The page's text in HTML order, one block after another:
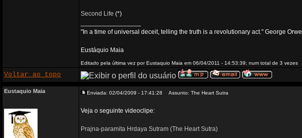
Second Life (*)
"In a time of universal deceit, telling the truth is a revolutionary act." George Orwell
Eustáquio Maia
Editado pela última vez por Eustaquio Maia em 06/04/2011 - 14:53:39; num total de 3 vezes
Voltar ao topo
Eustaquio Maia Enviada: 02/04/2009 - 17:41:28 Assunto: The Heart Sutra
Veja o seguinte videoclipe:
Prajna-paramita Hrdaya Sutram (The Heart Sutra)